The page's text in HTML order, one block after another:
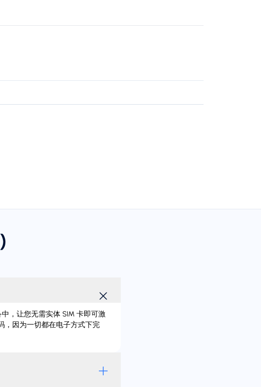
，让您无需实体 SIM 卡即可激
，因为一切都在电子方式下完